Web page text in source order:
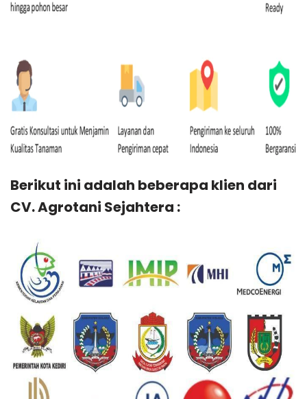
Berikut ini adalah beberapa klien dari
CV. Agrotani Sejahtera :